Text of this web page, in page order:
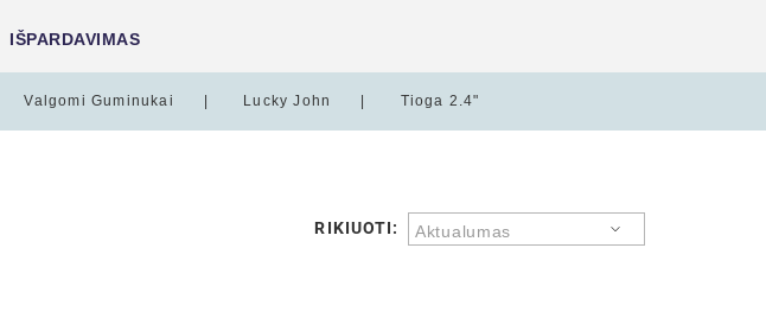
IŠPARDAVIMAS
Valgomi Guminukai Lucky John Tioga 2.4"
RIKIUOTI: Aktualumas